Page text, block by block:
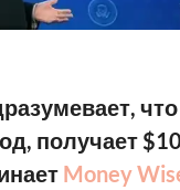
получает
Money